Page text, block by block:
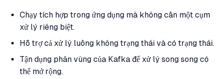
Chạy tích hợp trong ứng dụng mà không cần một cụm
xử lý riêng biệt.
Hỗ trợ cả xử lý luồng không trạng thái và có trạng thái.
Tận dụng phân vùng của Kafka để xử lý song song có
thể mở rộng.